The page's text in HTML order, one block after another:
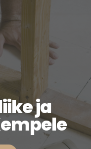
ja